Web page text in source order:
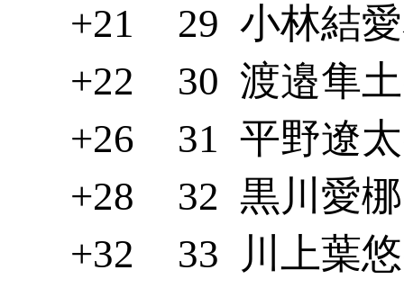
+21
29 小林結
+22
30 渡邉隼
+26
31 平野遼
+28
32 黒川愛
+32
33
川上葉